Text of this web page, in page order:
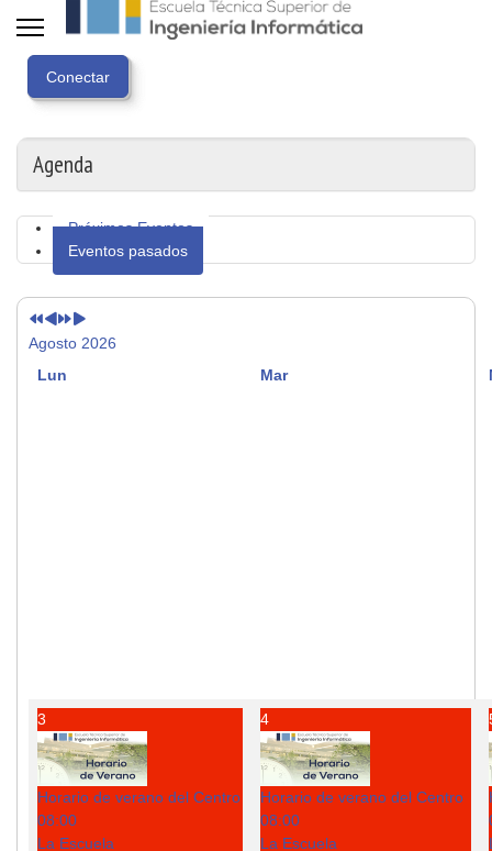
Agenda
Próximos Eventos
Eventos pasados
anterior
Agosto 2026
Lun
Mar
3
Horario de verano del Centro
08:00
La Escuela
4
Horario de verano del Centro
08:00
La Escuela